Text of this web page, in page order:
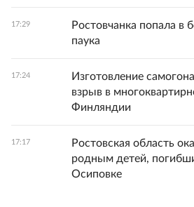
17:29
Ростовчанка попала в
паука
17:24
Изготовление
взрыв в
Финляндии
17:17
Ростовская область
родным детей,
Осиповке